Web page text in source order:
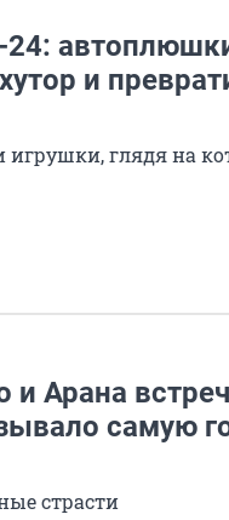
24:
и
игрушки, глядя на
и Арана
самую
страсти